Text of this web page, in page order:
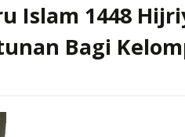
Islam 1448
Bagi